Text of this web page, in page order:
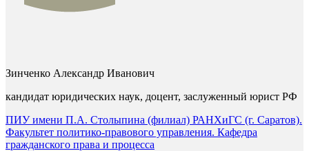
Зинченко Александр Иванович
кандидат юридических наук, доцент, заслуженный юрист РФ
ПИУ имени П.А. Столыпина (филиал) РАНХиГС (г. Саратов).
Факультет политико-правового управления. Кафедра
гражданского права и процесса